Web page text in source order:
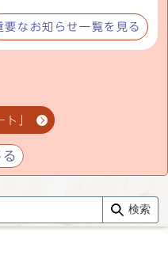
要なお知らせ一覧を見る
」
検索